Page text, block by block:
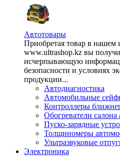
Автотовары
Приобретая товар в нашем
www.ultrashop.kz вы
исчерпывающую
безопасности и условиях
продукции...
Автодиагностика
Автомобильные
Контроллеры
Обогреватели
Пуско-зарядные
Толщиномеры
Ультразвуковые
Электроника